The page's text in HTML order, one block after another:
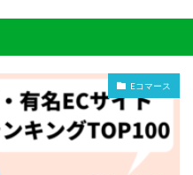
Eコマース